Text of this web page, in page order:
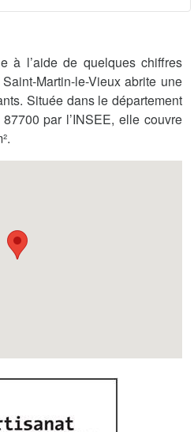
à l’aide de quelques chiffres
Martin-le-Vieux abrite une
Située dans le département
par l’INSEE, elle couvre